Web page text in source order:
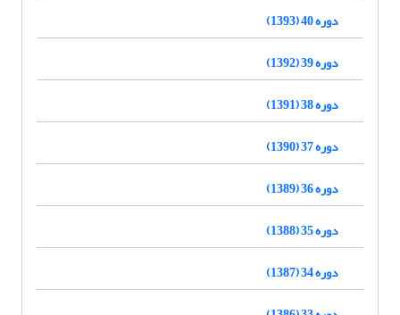
دوره 40 (1393)
دوره 39 (1392)
دوره 38 (1391)
دوره 37 (1390)
دوره 36 (1389)
دوره 35 (1388)
دوره 34 (1387)